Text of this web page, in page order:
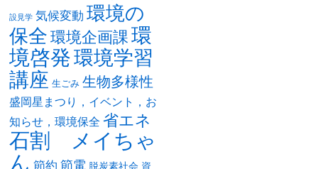
設見学 気候変動 環境の
保全 環境企画課 環
境啓発環境学習
講座 生ごみ 生物多様性
盛岡星まつり，イベント，お
知らせ，環境保全 省エネ
石割 メイちゃ
ん 節約 節電 脱炭素社会 資